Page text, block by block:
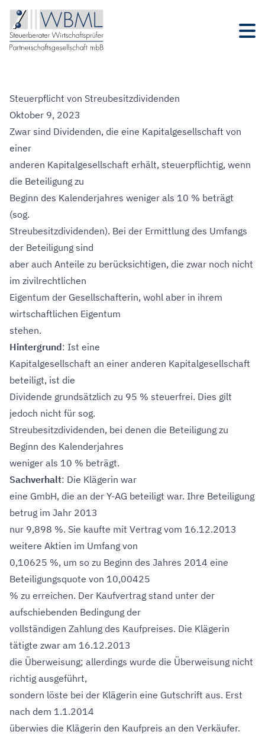
Steuerpflicht von Streubesitzdividenden
Oktober 9, 2023
Zwar sind Dividenden, die eine Kapitalgesellschaft von
einer
anderen Kapitalgesellschaft erhält, steuerpflichtig, wenn
die Beteiligung zu
Beginn des Kalenderjahres weniger als 10 % beträgt
(sog.
Streubesitzdividenden). Bei der Ermittlung des Umfangs
der Beteiligung sind
aber auch Anteile zu berücksichtigen, die zwar noch nicht
im zivilrechtlichen
Eigentum der Gesellschafterin, wohl aber in ihrem
wirtschaftlichen Eigentum
stehen.
Hintergrund: Ist eine
Kapitalgesellschaft an einer anderen Kapitalgesellschaft
beteiligt, ist die
Dividende grundsätzlich zu 95 % steuerfrei. Dies gilt
jedoch nicht für sog.
Streubesitzdividenden, bei denen die Beteiligung zu
Beginn des Kalenderjahres
weniger als 10 % beträgt.
Sachverhalt: Die Klägerin war
eine GmbH, die an der Y-AG beteiligt war. Ihre Beteiligung
betrug im Jahr 2013
nur 9,898 %. Sie kaufte mit Vertrag vom 16.12.2013
weitere Aktien im Umfang von
0,10625 %, um so zu Beginn des Jahres 2014 eine
Beteiligungsquote von 10,00425
% zu erreichen. Der Kaufvertrag stand unter der
aufschiebenden Bedingung der
vollständigen Zahlung des Kaufpreises. Die Klägerin
tätigte zwar am 16.12.2013
die Überweisung; allerdings wurde die Überweisung nicht
richtig ausgeführt,
sondern löste bei der Klägerin eine Gutschrift aus. Erst
nach dem 1.1.2014
überwies die Klägerin den Kaufpreis an den Verkäufer.